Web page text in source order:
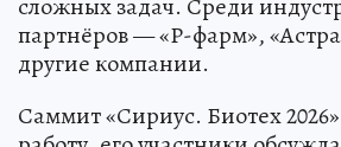
сложных задач. Среди
партнёров — «Р-фарм»,
другие компании.
Саммит «Сириус. Биотех